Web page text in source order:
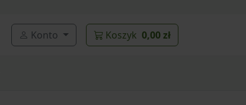
Konto Koszyk 0,00 zł